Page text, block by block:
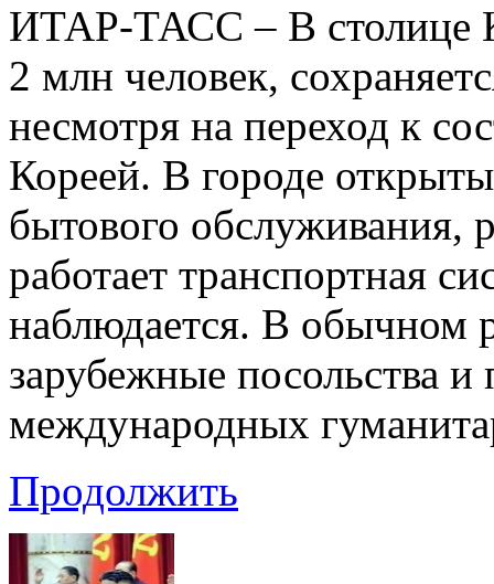
ИТАР-ТАСС – В столице
2 млн человек,
несмотря на переход к
Кореей. В городе
бытового обслуживания,
работает транспортная
наблюдается. В обычном
зарубежные посольства и
международных
Продолжить